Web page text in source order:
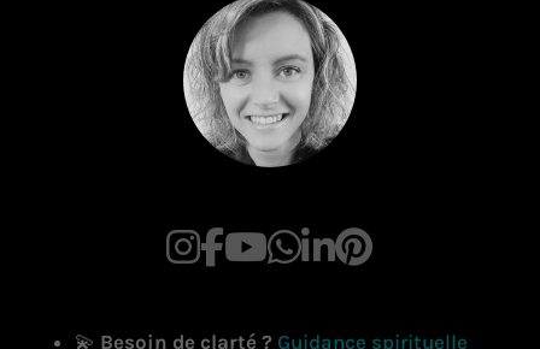
💫 Besoin de clarté ? Guidance spirituelle